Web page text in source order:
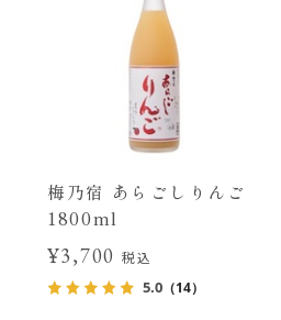
梅乃宿 あらごしりんご
1800ml
¥3,700 税込
5.0 （14）